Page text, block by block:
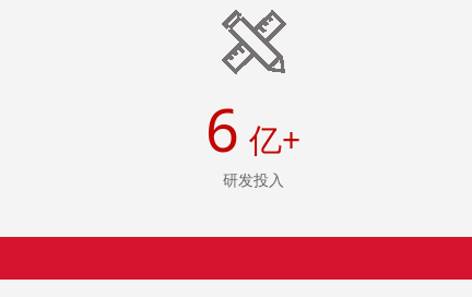
6 亿+
研发投入